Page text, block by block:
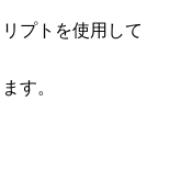
プトを使用して
す。